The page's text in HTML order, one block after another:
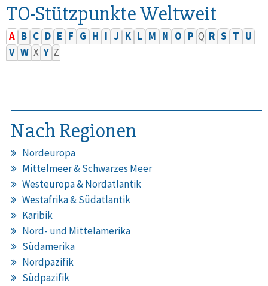
TO-Stützpunkte Weltweit
A B C D E F G H I J K L M N O P Q R S T U
V W X Y Z
Nach Regionen
Nordeuropa
Mittelmeer & Schwarzes Meer
Westeuropa & Nordatlantik
Westafrika & Südatlantik
Karibik
Nord- und Mittelamerika
Südamerika
Nordpazifik
Südpazifik